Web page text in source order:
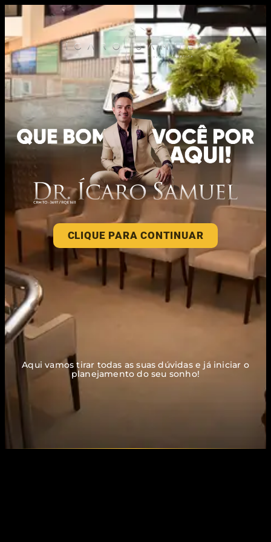
CLIQUE PARA CONTINUAR
Aqui vamos tirar todas as suas dúvidas e já iniciar o
planejamento do seu sonho!